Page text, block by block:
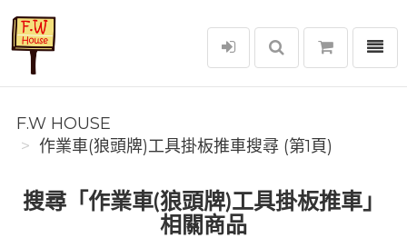
F.W House
選單
F.W HOUSE
作業車(狼頭牌)工具掛板推車搜尋 (第1頁)
搜尋「作業車(狼頭牌)工具掛板推車」
相關商品